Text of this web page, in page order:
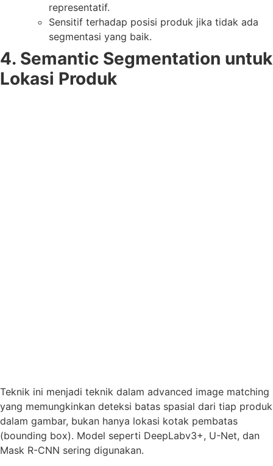
representatif.
Sensitif terhadap posisi produk jika tidak ada
segmentasi yang baik.
4. Semantic Segmentation untuk
Lokasi Produk
Teknik ini menjadi teknik dalam advanced image matching
yang memungkinkan deteksi batas spasial dari tiap produk
dalam gambar, bukan hanya lokasi kotak pembatas
(bounding box). Model seperti DeepLabv3+, U-Net, dan
Mask R-CNN sering digunakan.